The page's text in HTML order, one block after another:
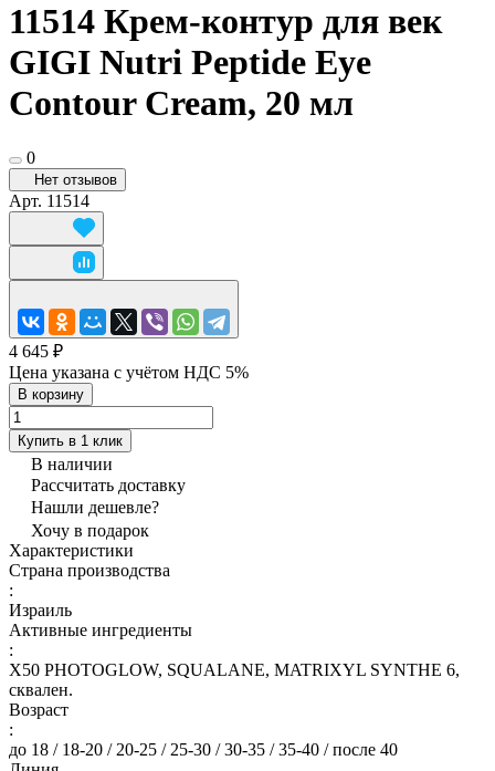
11514 Крем-контур для век
GIGI Nutri Peptide Eye
Contour Cream, 20 мл
0
Нет отзывов
Арт. 11514
4 645 ₽
Цена указана с учётом НДС 5%
В корзину
Купить в 1 клик
В наличии
Рассчитать доставку
Нашли дешевле?
Хочу в подарок
Характеристики
Страна производства
:
Израиль
Активные ингредиенты
:
X50 PHOTOGLOW, SQUALANE, MATRIXYL SYNTHE 6,
сквален.
Возраст
:
до 18 / 18-20 / 20-25 / 25-30 / 30-35 / 35-40 / после 40